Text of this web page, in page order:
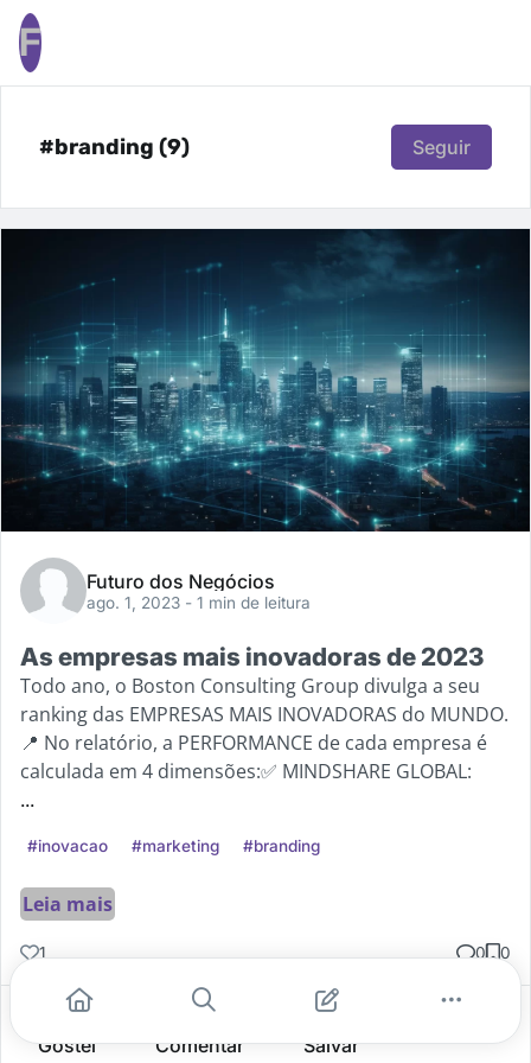
F
#branding (9) Seguir
Futuro dos Negócios
ago. 1, 2023 - 1 min de leitura
As empresas mais inovadoras de 2023
Todo ano, o Boston Consulting Group divulga a seu
ranking das EMPRESAS MAIS INOVADORAS do MUNDO.
📍 No relatório, a PERFORMANCE de cada empresa é
calculada em 4 dimensões:✅ MINDSHARE GLOBAL:
...
#inovacao #marketing #branding
Leia mais
1 0 0
Gostei Comentar Salvar